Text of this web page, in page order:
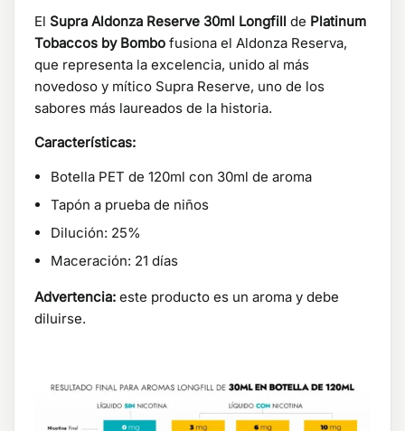
El Supra Aldonza Reserve 30ml Longfill de Platinum
Tobaccos by Bombo fusiona el Aldonza Reserva,
que representa la excelencia, unido al más
novedoso y mítico Supra Reserve, uno de los
sabores más laureados de la historia.
Características:
Botella PET de 120ml con 30ml de aroma
Tapón a prueba de niños
Dilución: 25%
Maceración: 21 días
Advertencia: este producto es un aroma y debe
diluirse.